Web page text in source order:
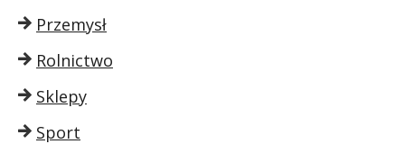
Przemysł
Rolnictwo
Sklepy
Sport